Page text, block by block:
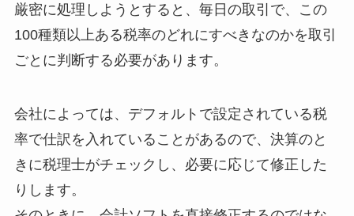
厳密に処理しようとすると、毎日の取引で、この
100種類以上ある税率のどれにすべきなのかを取引
ごとに判断する必要があります。
会社によっては、デフォルトで設定されている税
率で仕訳を入れていることがあるので、決算のと
きに税理士がチェックし、必要に応じて修正した
りします。